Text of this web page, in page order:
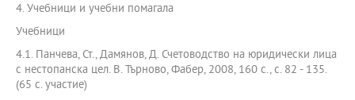
4. Учебници и учебни помагала
Учебници
4.1. Панчева, Ст., Дамянов, Д. Счетоводство на юридически лица
с нестопанска цел. В. Търново, Фабер, 2008, 160 с., с. 82 - 135.
(65 с. участие)